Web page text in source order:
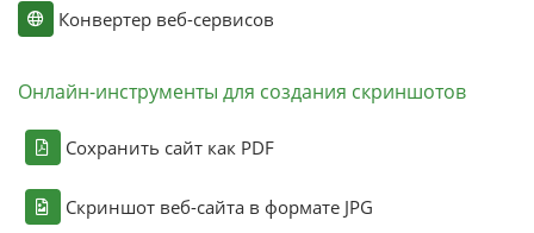
Конвертер веб-сервисов
Онлайн-инструменты для создания скриншотов
Сохранить сайт как PDF
Скриншот веб-сайта в формате JPG